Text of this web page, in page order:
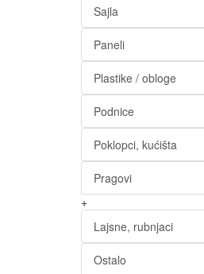
Sajla
Paneli
Plastike / obloge
Podnice
Poklopci, kućišta
Pragovi
+
Lajsne, rubnjaci
Ostalo